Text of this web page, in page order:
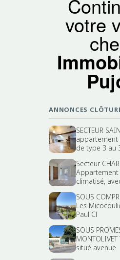
votre
ANNONCES
SECTEUR
appartement
de type 3 au
Secteur
Appartement
climatisé,
SOUS
Les
Paul Cl
SOUS
situé avenue